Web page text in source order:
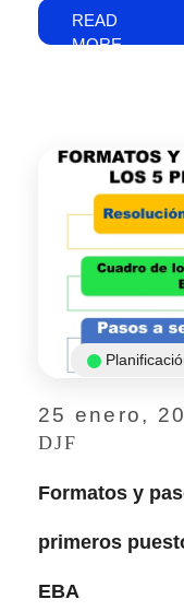
READ
MORE
25 enero,
DJF
Formatos y
primeros
EBA